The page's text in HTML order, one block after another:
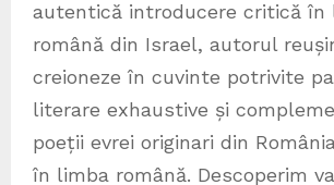
autentică introducere critică în
română din Israel, autorul
creioneze în cuvinte potrivite
literare exhaustive și
poeții evrei originari din
în limba română. Descoperim